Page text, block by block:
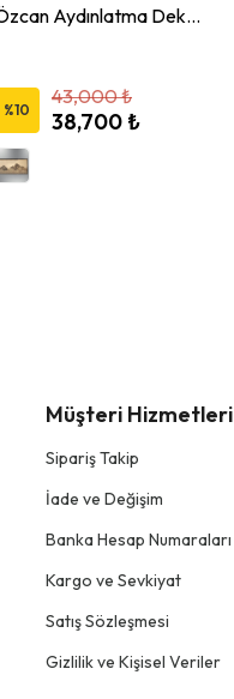
Özcan Aydınlatma Dekoratif 120x 60 Cm Ledli Duvar Tablo 1450-11
%10
43,000 ₺
38,700 ₺
Müşteri Hizmetleri
Sipariş Takip
İade ve Değişim
Banka Hesap Numaraları
Kargo ve Sevkiyat
Satış Sözleşmesi
Gizlilik ve Kişisel Veriler